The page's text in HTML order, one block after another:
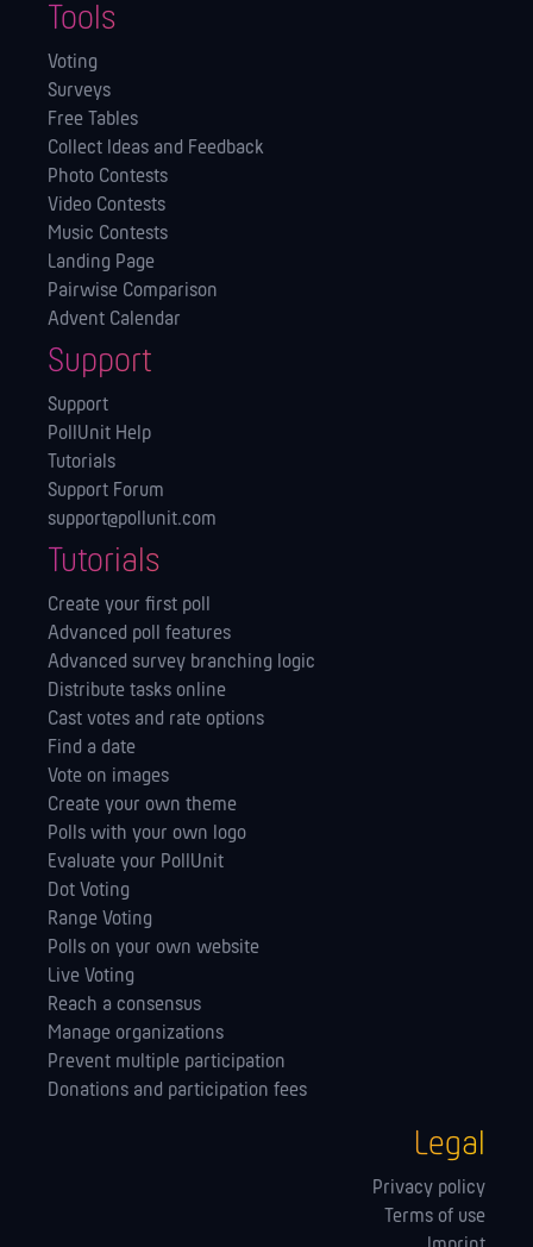
Tools
Voting
Surveys
Free Tables
Collect Ideas and Feedback
Photo Contests
Video Contests
Music Contests
Landing Page
Pairwise Comparison
Advent Calendar
Support
Support
PollUnit Help
Tutorials
Support Forum
support@pollunit.com
Tutorials
Create your first poll
Advanced poll features
Advanced survey branching logic
Distribute tasks online
Cast votes and rate options
Find a date
Vote on images
Create your own theme
Polls with your own logo
Evaluate your PollUnit
Dot Voting
Range Voting
Polls on your own website
Live Voting
Reach a consensus
Manage orga­nizations
Prevent multiple participation
Donations and participation fees
Legal
Privacy policy
Terms of use